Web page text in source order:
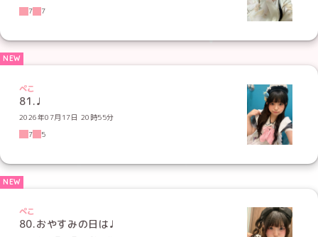
7
7
ぺこ
81.♩
2026年07月17日 20時55分
7
5
ぺこ
80.おやすみの日は♩